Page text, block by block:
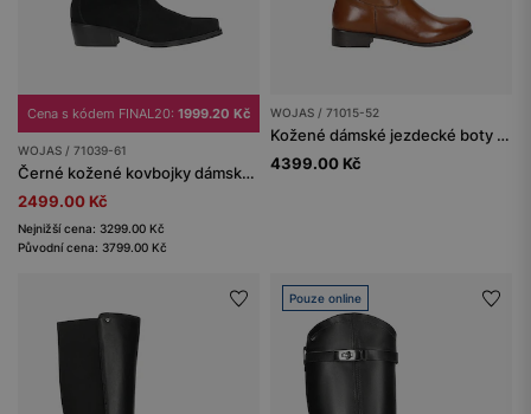
Cena s kódem FINAL20: 1999.20 Kč
WOJAS / 71039-61
Černé kožené kovbojky dámské na podzim
2499.00 Kč
Nejnižší cena: 3299.00 Kč
Původní cena: 3799.00 Kč
WOJAS / 71015-52
Kožené dámské jezdecké boty v hnědé barvě
4399.00 Kč
Pouze online